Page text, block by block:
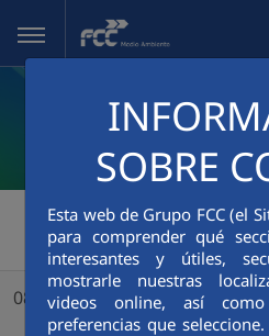
Saltar al contenido principal
SOBRE
Esta web de Grupo FCC (el
para comprender qué
interesantes y útiles,
mostrarle nuestras
videos online, así
preferencias que
FCC Medio Ambiente >
08/10/2024